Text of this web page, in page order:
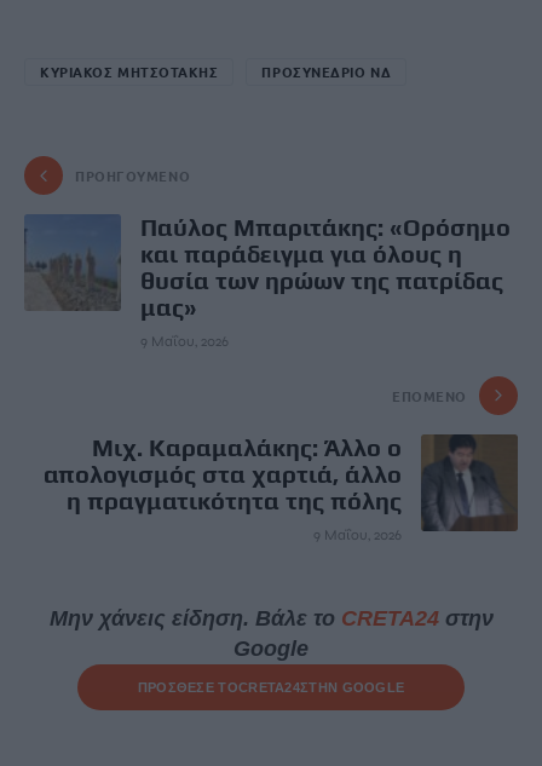
ΚΥΡΙΑΚΟΣ ΜΗΤΣΟΤΑΚΗΣ ΠΡΟΣΥΝΕΔΡΙΟ ΝΔ
ΠΡΟΗΓΟΎΜΕΝΟ
Παύλος Μπαριτάκης: «Ορόσημο
και παράδειγμα για όλους η
θυσία των ηρώων της πατρίδας
μας»
9 Μαΐου, 2026
ΕΠΌΜΕΝΟ
Μιχ. Καραμαλάκης: Άλλο ο
απολογισμός στα χαρτιά, άλλο
η πραγματικότητα της πόλης
9 Μαΐου, 2026
Μην χάνεις είδηση. Βάλε το CRETA24στην
Google
ΠΡΟΣΘΕΣΕ ΤΟCRETA24ΣΤΗΝ GOOGLE